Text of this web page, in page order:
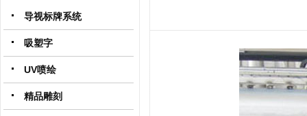
导视标牌系统
吸塑字
UV喷绘
精品雕刻